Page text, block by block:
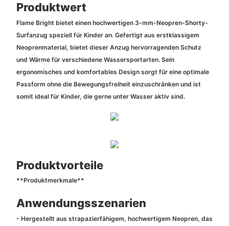
Produktwert
Flame Bright bietet einen hochwertigen 3-mm-Neopren-Shorty-
Surfanzug speziell für Kinder an. Gefertigt aus erstklassigem
Neoprenmaterial, bietet dieser Anzug hervorragenden Schutz
und Wärme für verschiedene Wassersportarten. Sein
ergonomisches und komfortables Design sorgt für eine optimale
Passform ohne die Bewegungsfreiheit einzuschränken und ist
somit ideal für Kinder, die gerne unter Wasser aktiv sind.
Produktvorteile
**Produktmerkmale**
Anwendungsszenarien
- Hergestellt aus strapazierfähigem, hochwertigem Neopren, das